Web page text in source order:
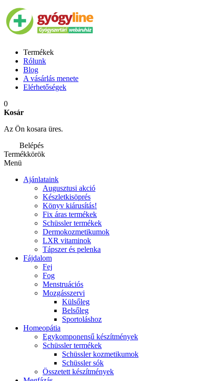
Termékek
Rólunk
Blog
A vásárlás menete
Elérhetőségek
0
Kosár
Az Ön kosara üres.
Belépés
Termékkörök
Menü
Ajánlataink
Augusztusi akció
Készletkisöprés
Könyv kiárusítás!
Fix áras termékek
Schüssler termékek
Dermokozmetikumok
LXR vitaminok
Tápszer és pelenka
Fájdalom
Fej
Fog
Menstruációs
Mozgásszervi
Külsőleg
Belsőleg
Sportoláshoz
Homeopátia
Egykomponensű készítmények
Schüssler termékek
Schüssler kozmetikumok
Schüssler sók
Összetett készítmények